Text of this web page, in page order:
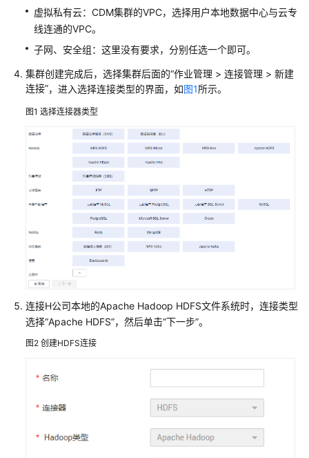
论
快
入
门
南
最
实
践
DataArts
最
佳
实
汇
据
虚拟私有云：CDM集群的VPC，选择用户本地数据中心与云专
线连通的VPC。
子网、安全组：这里没有要求，分别任选一个即可。
集群创建完成后，选择集群后面的“作业管理 > 连接管理 > 新建
连接”，进入选择连接类型的界面，如图1所示。
图1 选择连接器类型
连接H公司本地的Apache Hadoop HDFS文件系统时，连接类型
选择“Apache HDFS”，然后单击“下一步”。
图2 创建HDFS连接